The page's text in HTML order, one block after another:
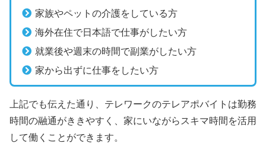
家族やペットの介護をしている方
海外在住で日本語で仕事がしたい方
就業後や週末の時間で副業がしたい方
家から出ずに仕事をしたい方
上記でも伝えた通り、テレワークのテレアポバイトは勤務
時間の融通がききやすく、家にいながらスキマ時間を活用
して働くことができます。